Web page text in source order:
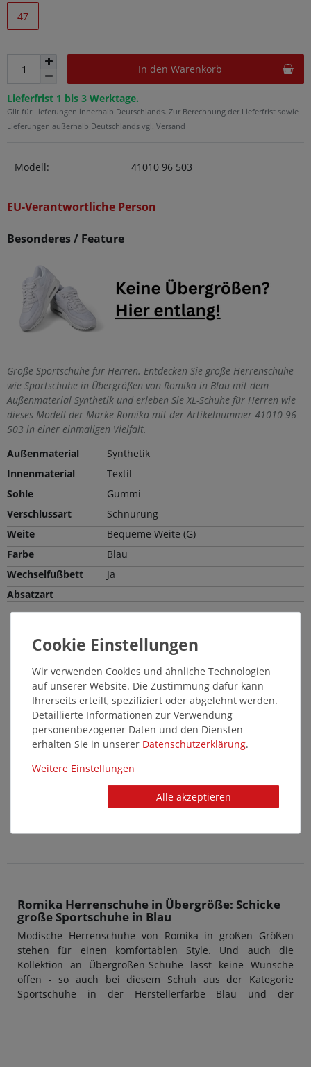
47
In den Warenkorb
Lieferfrist 1 bis 3 Werktage.
Gilt für Lieferungen innerhalb Deutschlands. Zur Berechnung der Lieferfrist sowie
Lieferungen außerhalb Deutschlands vgl. Versand
Modell: 41010 96 503
EU-Verantwortliche Person
Besonderes / Feature
Große Sportschuhe für Herren. Entdecken Sie große Herrenschuhe
wie Sportschuhe in Übergrößen von Romika in Blau mit dem
Außenmaterial Synthetik und erleben Sie XL-Schuhe für Herren wie
dieses Modell der Marke Romika mit der Artikelnummer 41010 96
503 in einer einmaligen Vielfalt.
Außenmaterial
Synthetik
Innenmaterial
Textil
Sohle
Gummi
Verschlussart
Schnürung
Weite
Bequeme Weite (G)
Farbe
Blau
Wechselfußbett
Ja
Absatzart
Romika Herrenschuhe in Übergröße: Schicke
große Sportschuhe in Blau
Modische Herrenschuhe von Romika in großen Größen
stehen für einen komfortablen Style. Und auch die
Kollektion an Übergrößen-Schuhe lässt keine Wünsche
offen - so auch bei diesem Schuh aus der Kategorie
Sportschuhe in der Herstellerfarbe Blau und der
Hersteller-Nummer 41010 96 503 Tennis Master 220. Das
Wir verwenden Cookies und ähnliche Technologien
auf unserer Website. Die Zustimmung dafür kann
Ihrerseits erteilt, spezifiziert oder abgelehnt werden.
Detaillierte Informationen zur Verwendung
personenbezogener Daten und den Diensten
erhalten Sie in unserer Daten­schutz­erklärung.
Weitere Einstellungen
Alle akzeptieren